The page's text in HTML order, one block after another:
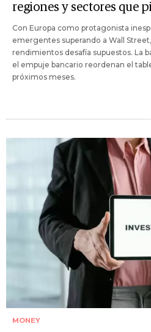
regiones y sectores que
Con Europa como protagonista
emergentes superando a Wall
rendimientos desafía supuestos. La
el empuje bancario reordenan el
próximos meses.
MONEY